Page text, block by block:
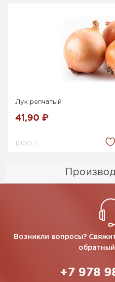
Лук репчатый
41,90 ₽
1000 г.
Возникли вопросы?
+7 978